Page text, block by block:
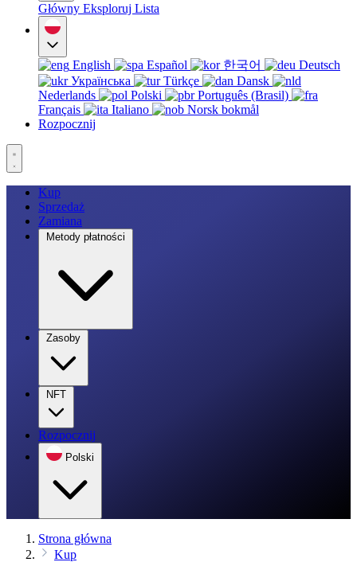
Główny Eksploruj Lista
English Español 한국어
Deutsch
Українська
Türkçe
Dansk
Nederlands
Polski
Português (Brasil)
Français
Italiano
Norsk bokmål
Rozpocznij
Kup
Sprzedaż
Zamiana
Metody płatności
Zasoby
NFT
Rozpocznij
Polski
Strona główna
Kup